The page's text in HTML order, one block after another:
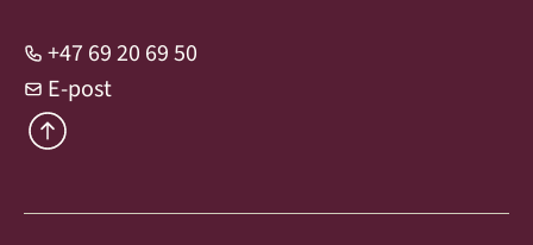
+47 69 20 69 50
E-post